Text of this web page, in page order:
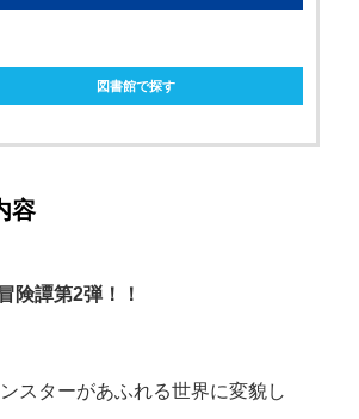
図書館で探す
容
険譚第2弾！！
スターがあふれる世界に変貌し